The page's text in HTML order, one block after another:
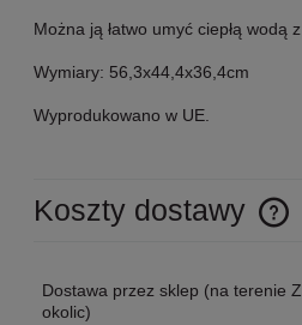
Można ją łatwo umyć ciepłą wodą
Wymiary: 56,3x44,4x36,4cm
Wyprodukowano w UE.
Koszty dostawy
Cena nie zawiera ewentualnych
Dostawa przez sklep (na terenie
okolic)